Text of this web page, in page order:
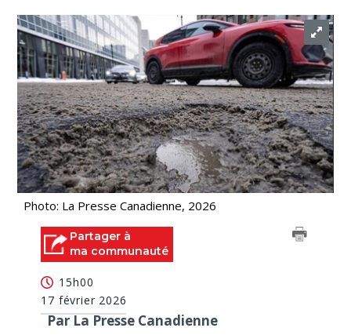
Photo: La Presse Canadienne, 2026
Partager à
ma communauté
15h00
17 février 2026
Par La Presse Canadienne